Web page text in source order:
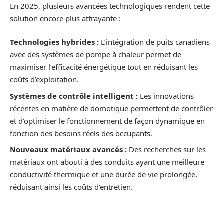
En 2025, plusieurs avancées technologiques rendent cette
solution encore plus attrayante :
Technologies hybrides : L’intégration de puits canadiens
avec des systèmes de pompe à chaleur permet de
maximiser l’efficacité énergétique tout en réduisant les
coûts d’exploitation.
Systèmes de contrôle intelligent : Les innovations
récentes en matière de domotique permettent de contrôler
et d’optimiser le fonctionnement de façon dynamique en
fonction des besoins réels des occupants.
Nouveaux matériaux avancés : Des recherches sur les
matériaux ont abouti à des conduits ayant une meilleure
conductivité thermique et une durée de vie prolongée,
réduisant ainsi les coûts d’entretien.